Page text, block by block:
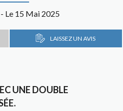
Le 15 Mai 2025
LAISSEZ UN AVIS
UNE DOUBLE